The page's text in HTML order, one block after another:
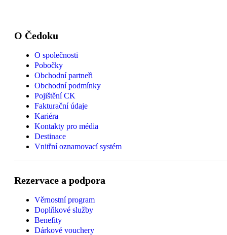
O Čedoku
O společnosti
Pobočky
Obchodní partneři
Obchodní podmínky
Pojištění CK
Fakturační údaje
Kariéra
Kontakty pro média
Destinace
Vnitřní oznamovací systém
Rezervace a podpora
Věrnostní program
Doplňkové služby
Benefity
Dárkové vouchery